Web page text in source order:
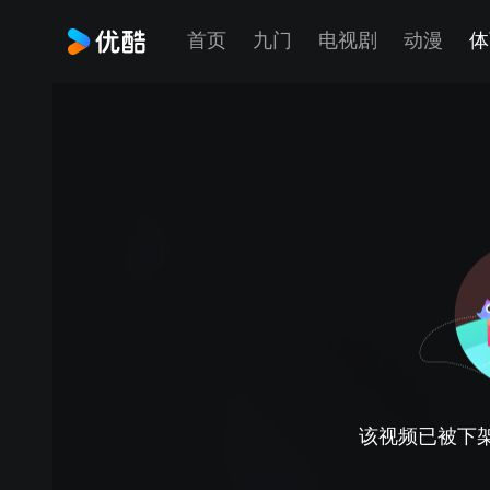
首页 九门 电视剧 动漫
该视频已被下